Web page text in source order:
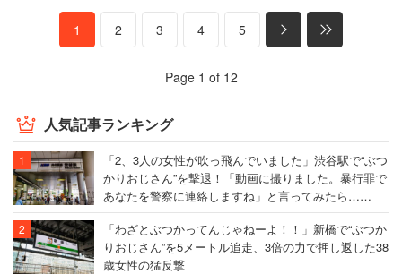
1 2 3 4 5
Page 1 of 12
人気記事ランキング
「2、3人の女性が吹っ飛んでいました」渋谷駅で“ぶつ
かりおじさん”を撃退！「動画に撮りました。暴行罪で
あなたを警察に連絡しますね」と言ってみたら……
「わざとぶつかってんじゃねーよ！！」新橋で“ぶつか
りおじさん”を5メートル追走、3倍の力で押し返した38
歳女性の猛反撃